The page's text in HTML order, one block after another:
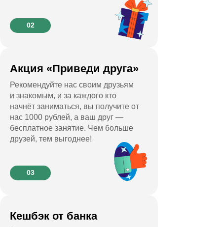
02
Акция «Приведи друга»
Рекомендуйте нас своим друзьям
и знакомым, и за каждого кто
начнёт заниматься, вы получите от
нас 1000 рублей, а ваш друг —
бесплатное занятие. Чем больше
друзей, тем выгоднее!
03
Кешбэк от банка